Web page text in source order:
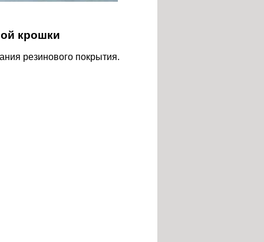
крошки
резинового покрытия.